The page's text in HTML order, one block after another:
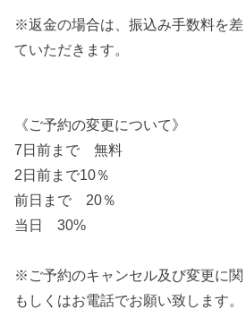
※返金の場合は、振込み手数料を
ていただきます。
《ご予約の変更について》
7日前まで 無料
2日前まで10％
前日まで 20％
当日 30%
※ご予約のキャンセル及び変更に
もしくはお電話でお願い致します。